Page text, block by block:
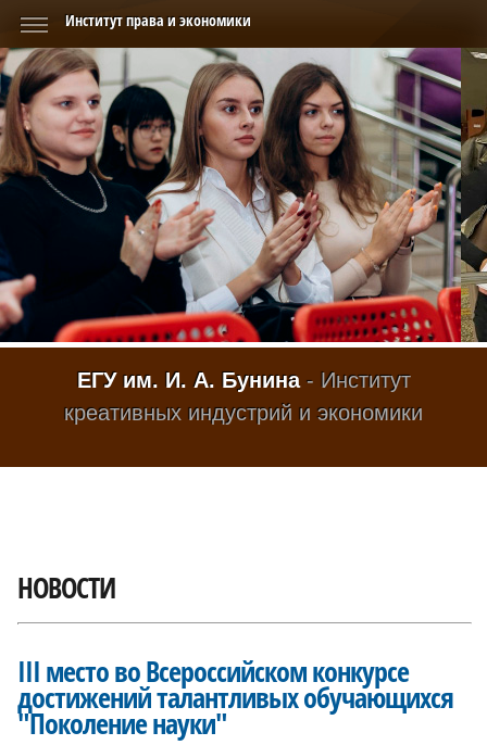
ЕГУ им. И. А. Бунина- Институт
креативных индустрий и экономики
НОВОСТИ
III место во Всероссийском конкурсе
достижений талантливых обучающихся
"Поколение науки"
Институт права и экономики